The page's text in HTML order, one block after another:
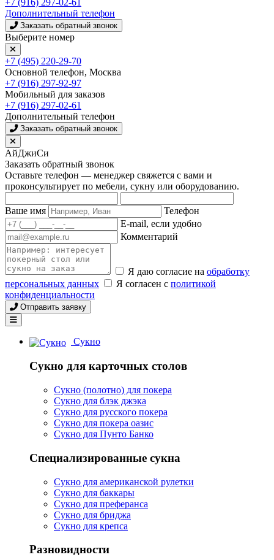
+7 (916) 297-02-61
Дополнительный телефон
Заказать обратный звонок
Выберите номер
+7 (495) 220-29-70
Основной телефон, Москва
+7 (916) 297-92-97
Мобильный для заказов
+7 (916) 297-02-61
Дополнительный телефон
Заказать обратный звонок
АйДжиСи
Заказать обратный звонок
Оставьте телефон — менеджер свяжется с вами и
проконсультирует по мебели, сукну или оборудованию.
Ваше имя
Телефон
E-mail, если удобно
Комментарий
Я даю согласие на обработку
персональных данных
Я согласен с политикой
конфиденциальности
Отправить заявку
Сукно
Сукно для карточных столов
Сукно (полотно) для покера
Сукно для блэк джэка
Сукно для русского покера
Сукно для покера оазис
Сукно для Пунто Банко
Специализированные сукна
Сукно для американской рулетки
Сукно для баккары
Сукно для преферанса
Сукно для бриджа
Сукно для крепса
Разновидности